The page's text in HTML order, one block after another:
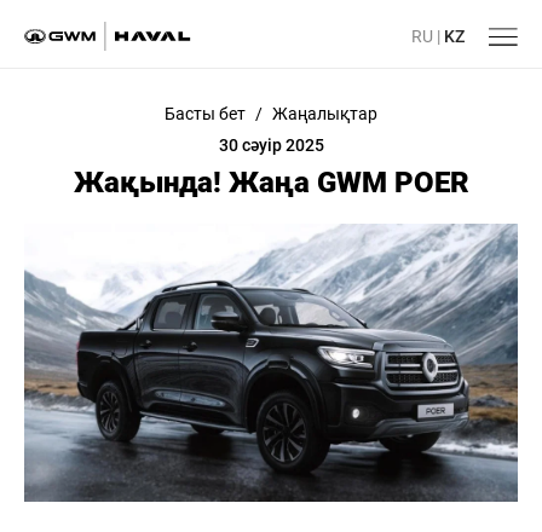
RU | KZ
Басты бет / Жаңалықтар
30 сәуір 2025
Жақында! Жаңа GWM POER